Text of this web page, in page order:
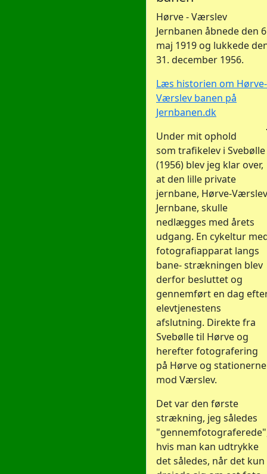
Hørve - Værslev
Jernbanen åbnede den
maj 1919 og lukkede
31. december 1956.
Læs historien om Hørve-
Værslev banen på
Jernbanen.dk
Under mit ophold
som trafikelev i Svebølle
(1956) blev jeg klar over,
at den lille private
jernbane, Hørve-Værslev
Jernbane, skulle
nedlægges med årets
udgang. En cykeltur
fotografiapparat langs
bane- strækningen blev
derfor besluttet og
gennemført en dag
elevtjenestens
afslutning. Direkte fra
Svebølle til Hørve og
herefter fotografering
på Hørve og stationerne
mod Værslev.
Det var den første
strækning, jeg således
hvis man kan udtrykke
det således, når det kun